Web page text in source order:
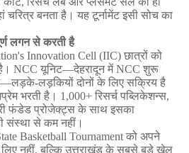
चरित्र बनता है। यह टूर्नामेंट इसी सोच का
लगन से करती है
Innovation Cell (IIC) छात्रों को
NCC यूनिट—देहरादून में NCC शुरू
—लड़के-लड़कियों दोनों के लिए सक्रिय है
भरती है। 1,000+ रिसर्च पब्लिकेशन्स,
फंडेड प्रोजेक्ट्स के साथ इसका
संस्था से कम नहीं।
Basketball Tournament को अपने
लिए नहीं, बल्कि उत्तराखंड के सबसे बड़े खेल